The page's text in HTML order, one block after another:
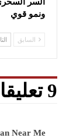
ونمو قوي
السابق
9 تعليقات
Near Me